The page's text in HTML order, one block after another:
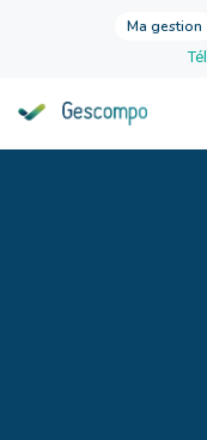
Ma gestion
Tél.